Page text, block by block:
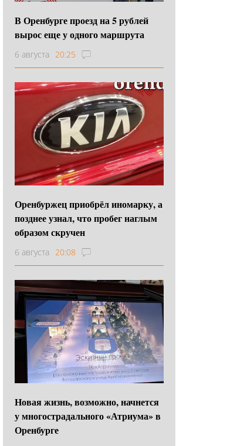
В Оренбурге проезд на 5 рублей
вырос еще у одного маршрута
6 августа 20:25
Оренбуржец приобрёл иномарку, а
позднее узнал, что пробег наглым
образом скручен
6 августа 20:08
Новая жизнь, возможно, начнется
у многострадального «Атриума» в
Оренбурге